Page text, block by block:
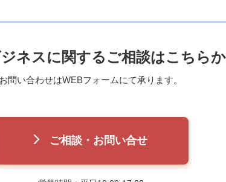
ネスに関するご相談はこちら
お問い合わせはWEBフォームにて承ります。
ご相談・お問い合せ